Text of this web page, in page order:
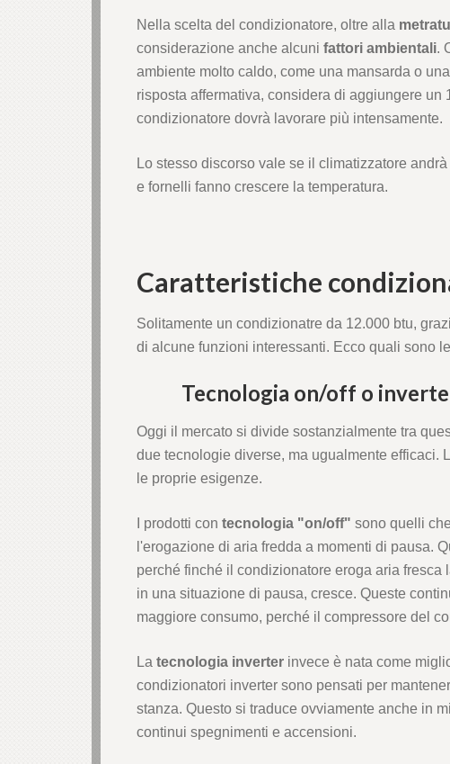
Nella scelta del condizionatore, oltre alla
considerazione anche alcuni fattori ambientali.
ambiente molto caldo, come una mansarda o
risposta affermativa, considera di aggiungere
condizionatore dovrà lavorare più intensamente.
Lo stesso discorso vale se il climatizzatore
e fornelli fanno crescere la temperatura.
Caratteristiche
Solitamente un condizionatre da 12.000 btu,
di alcune funzioni interessanti. Ecco quali sono
Tecnologia on/off o
Oggi il mercato si divide sostanzialmente tra
due tecnologie diverse, ma ugualmente efficaci.
le proprie esigenze.
I prodotti con tecnologia "on/off" sono quelli
l'erogazione di aria fredda a momenti di pausa.
perché finché il condizionatore eroga aria
in una situazione di pausa, cresce. Queste
maggiore consumo, perché il compressore del
La tecnologia inverter invece è nata come
condizionatori inverter sono pensati per
stanza. Questo si traduce ovviamente anche in
continui spegnimenti e accensioni.